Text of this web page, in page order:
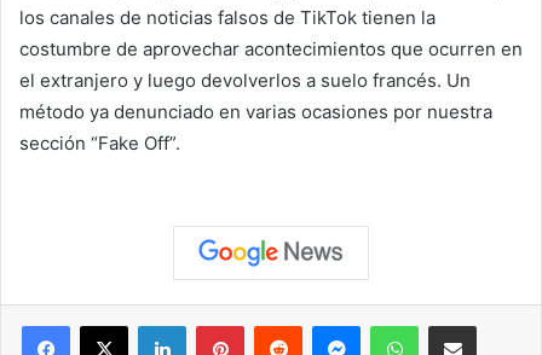
los canales de noticias falsos de TikTok tienen la
costumbre de aprovechar acontecimientos que ocurren en
el extranjero y luego devolverlos a suelo francés. Un
método ya denunciado en varias ocasiones por nuestra
sección “Fake Off”.
Facebook
X LinkedInPinterestReddit MessengerWhatsAppCompartir vía correo